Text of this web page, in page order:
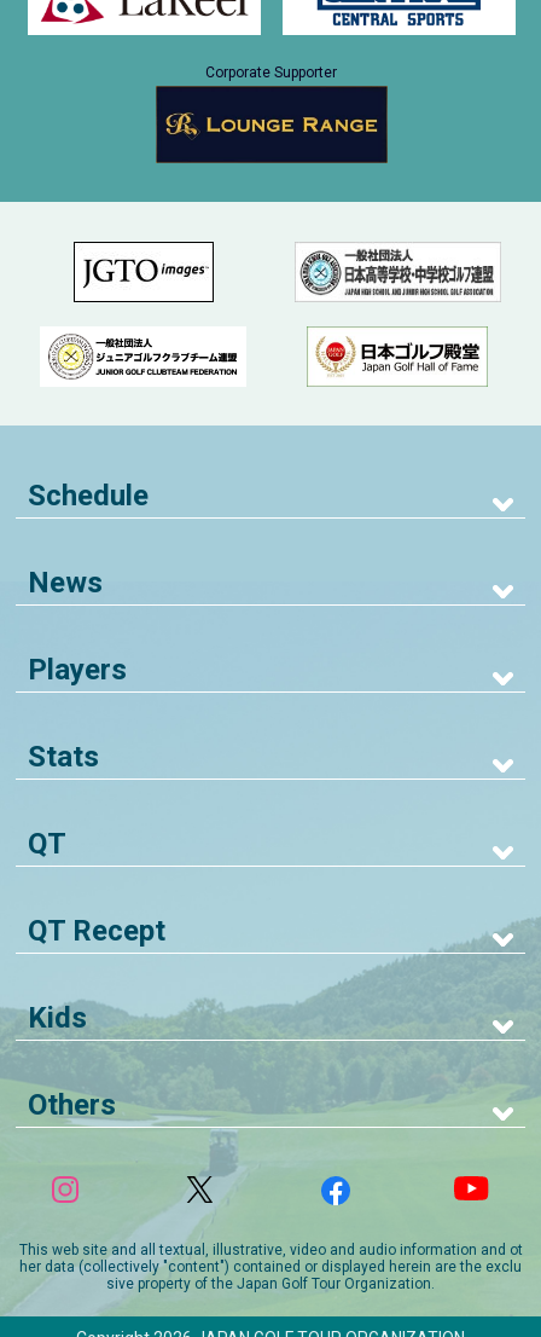
Corporate Supporter
Schedule
News
Players
Stats
QT
QT Recept
Kids
Others
This web site and all textual, illustrative, video and audio information and ot
her data (collectively "content") contained or displayed herein are the exclu
sive property of the Japan Golf Tour Organization.